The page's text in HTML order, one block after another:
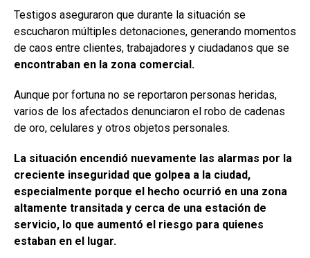
Testigos aseguraron que durante la situación se
escucharon múltiples detonaciones, generando momentos
de caos entre clientes, trabajadores y ciudadanos que se
encontraban en la zona comercial.
Aunque por fortuna no se reportaron personas heridas,
varios de los afectados denunciaron el robo de cadenas
de oro, celulares y otros objetos personales.
La situación encendió nuevamente las alarmas por la
creciente inseguridad que golpea a la ciudad,
especialmente porque el hecho ocurrió en una zona
altamente transitada y cerca de una estación de
servicio, lo que aumentó el riesgo para quienes
estaban en el lugar.